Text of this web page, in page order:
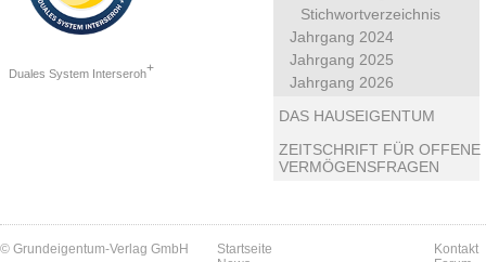
Duales System Interseroh+
Stichwortverzeichnis
Jahrgang 2024
Jahrgang 2025
Jahrgang 2026
DAS HAUSEIGENTUM
ZEITSCHRIFT FÜR OFFENE
VERMÖGENSFRAGEN
© Grundeigentum-Verlag GmbH
Startseite
Kontakt